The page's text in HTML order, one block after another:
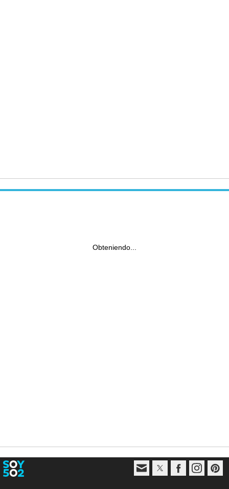
Obteniendo...